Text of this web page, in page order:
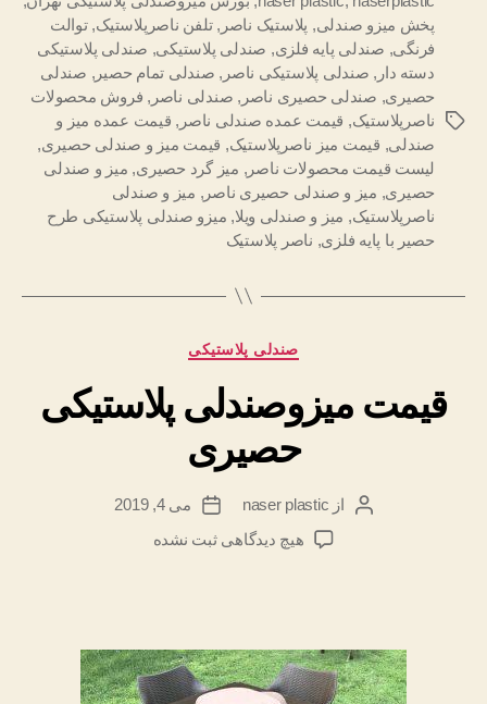
برچسب‌ها
پخش میزو صندلی, پلاستیک ناصر ,تلفن ناصرپلاستیک,توالت
فرنگی, صندلی پایه فلزی, صندلی پلاستیکی, صندلی پلاستیکی
دسته دار , صندلی پلاستیکی ناصر , صندلی تمام حصیر , صندلی
حصیری, صندلی حصیری ناصر , صندلی ناصر , فروش محصولات
ناصرپلاستیک, قیمت عمده صندلی ناصر , قیمت عمده میز و
صندلی, قیمت میز ناصرپلاستیک, قیمت میز و صندلی حصیری,
لیست قیمت محصولات ناصر , میز گرد حصیری, میز و صندلی
حصیری, میز و صندلی حصیری ناصر , میز و صندلی
ناصرپلاستیک, میز و صندلی ویلا, میزو صندلی پلاستیکی طرح
حصیر با پایه فلزی, ناصر پلاستیک
دسته‌ها
صندلی پلاستیکی
قیمت میزوصندلی پلاستیکی
حصیری
نویسنده
نوشته
از naser plastic
تاریخمی 4, 2019
هیچ دیدگاهیبرای
ثبت نشده